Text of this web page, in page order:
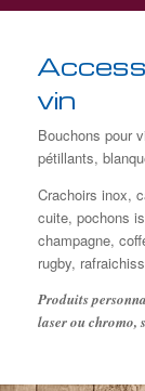
vin
Bouchons pour
pétillants,
Crachoirs inox,
cuite, pochons
champagne,
rugby,
Produits
laser ou chromo,